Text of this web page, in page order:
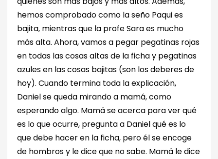
hemos comprobado como la seño Paqui es
bajita, mientras que la profe Sara es mucho
más alta. Ahora, vamos a pegar pegatinas rojas
en todas las cosas altas de la ficha y pegatinas
azules en las cosas bajitas (son los deberes de
hoy). Cuando termina toda la explicación,
Daniel se queda mirando a mamá, como
esperando algo. Mamá se acerca para ver qué
es lo que ocurre, pregunta a Daniel qué es lo
que debe hacer en la ficha, pero él se encoge
de hombros y le dice que no sabe. Mamá le dice